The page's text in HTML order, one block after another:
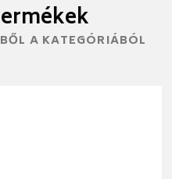
A KATEGÓRIÁBÓL